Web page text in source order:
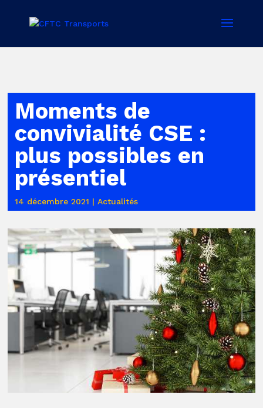
Moments de
convivialité CSE :
plus possibles en
présentiel
14 décembre 2021 |Actualités